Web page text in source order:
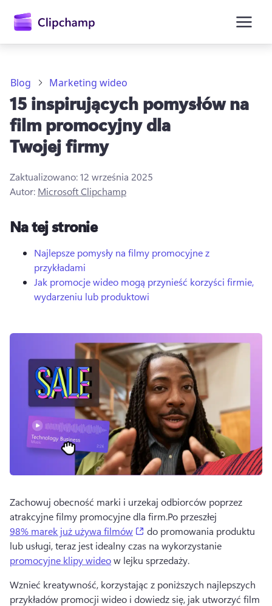
głównej
Zaloguj się
Wypróbuj bezpłatnie
Blog Marketing wideo
15 inspirujących pomysłów na
film promocyjny dla
Twojej firmy
Zaktualizowano:12 września 2025
Autor: Microsoft Clipchamp
Na tej stronie
Najlepsze pomysły na filmy promocyjne z
przykładami
Jak promocje wideo mogą przynieść korzyści firmie,
wydarzeniu lub produktowi
Zachowuj obecność marki i urzekaj odbiorców poprzez
atrakcyjne filmy promocyjne dla firm.Po przeszłej
98% marek już używa filmów
(opens in a new tab)
do promowania produktu
lub usługi, teraz jest idealny czas na wykorzystanie
promocyjne klipy wideo w lejku sprzedaży.
Wznieć kreatywność, korzystając z poniższych najlepszych
przykładów promocji wideo i dowiedz się, jak utworzyć film